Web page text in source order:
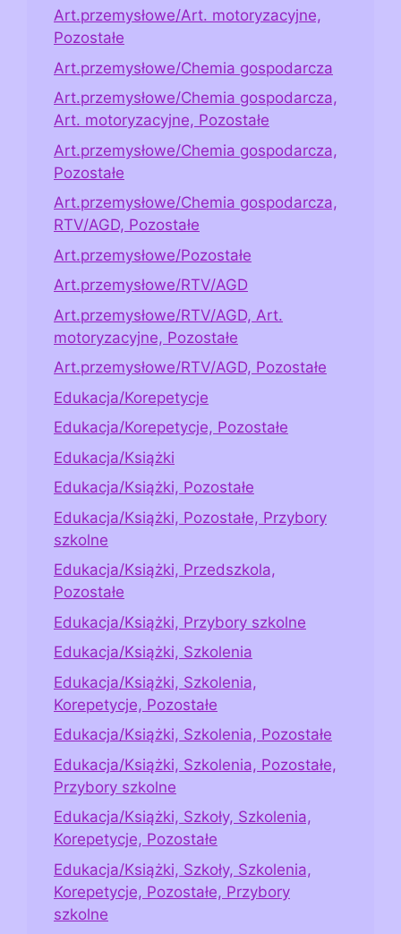
Art.przemysłowe/Art. motoryzacyjne,
Pozostałe
Art.przemysłowe/Chemia gospodarcza
Art.przemysłowe/Chemia gospodarcza,
Art. motoryzacyjne, Pozostałe
Art.przemysłowe/Chemia gospodarcza,
Pozostałe
Art.przemysłowe/Chemia gospodarcza,
RTV/AGD, Pozostałe
Art.przemysłowe/Pozostałe
Art.przemysłowe/RTV/AGD
Art.przemysłowe/RTV/AGD, Art.
motoryzacyjne, Pozostałe
Art.przemysłowe/RTV/AGD, Pozostałe
Edukacja/Korepetycje
Edukacja/Korepetycje, Pozostałe
Edukacja/Książki
Edukacja/Książki, Pozostałe
Edukacja/Książki, Pozostałe, Przybory
szkolne
Edukacja/Książki, Przedszkola,
Pozostałe
Edukacja/Książki, Przybory szkolne
Edukacja/Książki, Szkolenia
Edukacja/Książki, Szkolenia,
Korepetycje, Pozostałe
Edukacja/Książki, Szkolenia, Pozostałe
Edukacja/Książki, Szkolenia, Pozostałe,
Przybory szkolne
Edukacja/Książki, Szkoły, Szkolenia,
Korepetycje, Pozostałe
Edukacja/Książki, Szkoły, Szkolenia,
Korepetycje, Pozostałe, Przybory
szkolne